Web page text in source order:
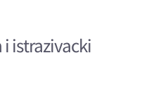
istrazivacki